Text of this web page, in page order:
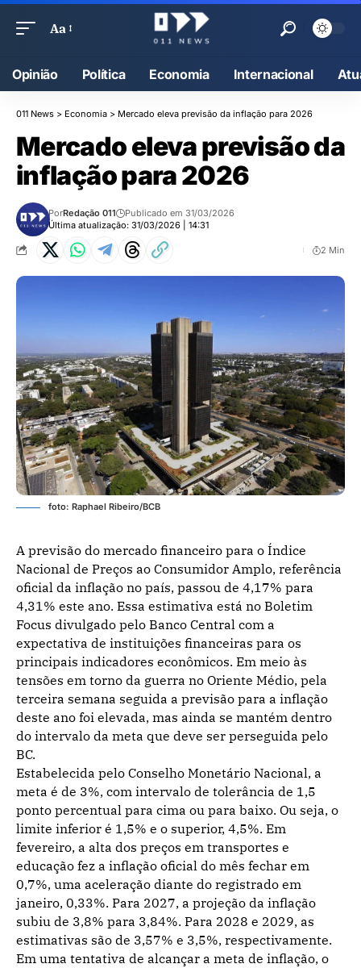
Aa
Opinião Política Economia Internacional
011 News > Economia > Mercado eleva previsão da inflação para 2026
Mercado eleva previsão da
inflação para 2026
Última atualização: 31/03/2026 | 14:31
PorRedação 011 Publicado em 31/03/2026
2 Min
foto: Raphael Ribeiro/BCB
A previsão do mercado financeiro para o Índice
Nacional de Preços ao Consumidor Amplo, referência
oficial da inflação no país, passou de 4,17% para
4,31% este ano. Essa estimativa está no Boletim
Focus divulgado pelo Banco Central com a
expectativa de instituições financeiras para os
principais indicadores econômicos. Em meio às
tensões em torno da guerra no Oriente Médio, pela
terceira semana seguida a previsão para a inflação
deste ano foi elevada, mas ainda se mantém dentro
do intervalo da meta que deve ser perseguida pelo
BC.
Estabelecida pelo Conselho Monetário Nacional, a
meta é de 3%, com intervalo de tolerância de 1,5
ponto percentual para cima ou para baixo. Ou seja, o
limite inferior é 1,5% e o superior, 4,5%. Em
fevereiro, a alta dos preços em transportes e
educação fez a inflação oficial do mês fechar em
0,7%, uma aceleração diante do registrado em
janeiro, 0,33%. Para 2027, a projeção da inflação
subiu de 3,8% para 3,84%. Para 2028 e 2029, as
estimativas são de 3,57% e 3,5%, respectivamente.
Em uma tentativa de alcançar a meta de inflação, o